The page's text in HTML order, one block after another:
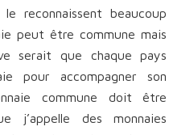
reconnaissent beaucoup
peut être commune mais
serait que chaque pays
pour accompagner son
commune doit être
j’appelle des monnaies